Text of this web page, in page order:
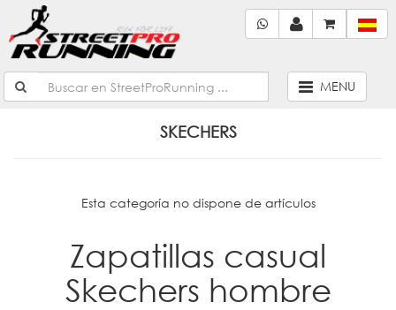
MENU
SKECHERS
Esta categoría no dispone de artículos
Zapatillas casual
Skechers hombre